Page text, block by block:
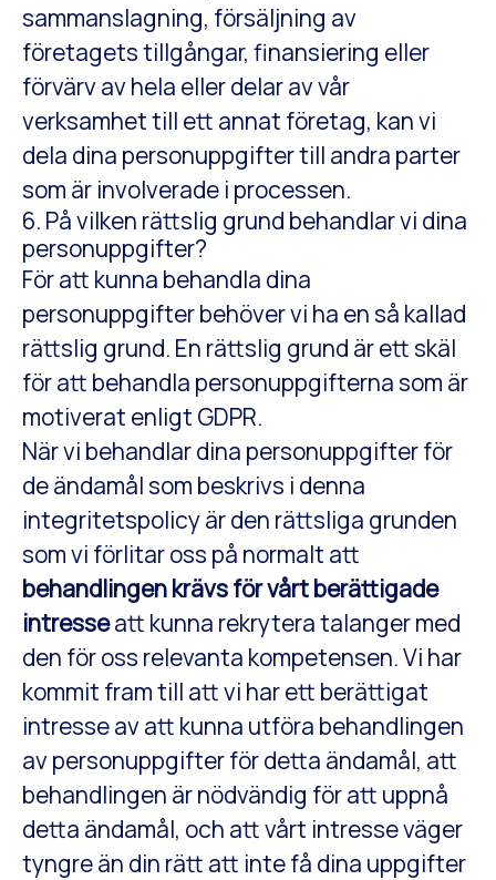
sammanslagning, försäljning av
företagets tillgångar, finansiering eller
förvärv av hela eller delar av vår
verksamhet till ett annat företag, kan vi
dela dina personuppgifter till andra parter
som är involverade i processen.
6. På vilken rättslig grund behandlar vi dina
personuppgifter?
För att kunna behandla dina
personuppgifter behöver vi ha en så kallad
rättslig grund. En rättslig grund är ett skäl
för att behandla personuppgifterna som är
motiverat enligt GDPR.
När vi behandlar dina personuppgifter för
de ändamål som beskrivs i denna
integritetspolicy är den rättsliga grunden
som vi förlitar oss på normalt att
behandlingen krävs för vårt berättigade
intresseatt kunna rekrytera talanger med
den för oss relevanta kompetensen. Vi har
kommit fram till att vi har ett berättigat
intresse av att kunna utföra behandlingen
av personuppgifter för detta ändamål, att
behandlingen är nödvändig för att uppnå
detta ändamål, och att vårt intresse väger
tyngre än din rätt att inte få dina uppgifter